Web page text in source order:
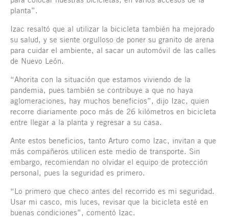
planta”.
Izac resaltó que al utilizar la bicicleta también ha mejorado
su salud, y se siente orgulloso de poner su granito de arena
para cuidar el ambiente, al sacar un automóvil de las calles
de Nuevo León.
“Ahorita con la situación que estamos viviendo de la
pandemia, pues también se contribuye a que no haya
aglomeraciones, hay muchos beneficios”, dijo Izac, quien
recorre diariamente poco más de 26 kilómetros en bicicleta
entre llegar a la planta y regresar a su casa.
Ante estos beneficios, tanto Arturo como Izac, invitan a que
más compañeros utilicen este medio de transporte. Sin
embargo, recomiendan no olvidar el equipo de protección
personal, pues la seguridad es primero.
“Lo primero que checo antes del recorrido es mi seguridad.
Usar mi casco, mis luces, revisar que la bicicleta esté en
buenas condiciones”, comentó Izac.